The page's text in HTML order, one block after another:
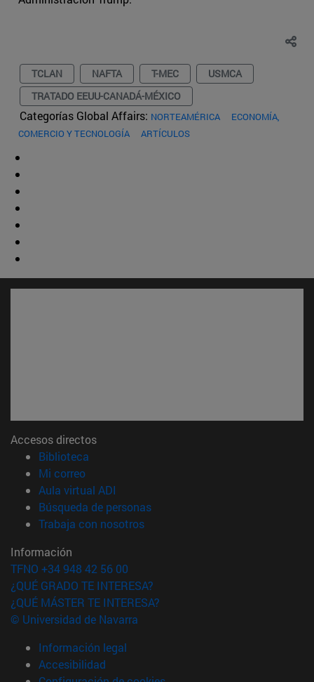
TCLAN NAFTA T-MEC
USMCA
TRATADO EEUU-CANADÁ-MÉXICO
Categorías Global Affairs: NORTEAMÉRICA
ECONOMÍA,
COMERCIO Y TECNOLOGÍA
ARTÍCULOS
Accesos directos
Biblioteca
Mi correo(abre en nueva ventana)
Aula virtual ADI
Búsqueda de personas(abre en nueva ventana)
Trabaja con nosotros(abre en nueva ventana)
Información
TFNO +34 948 42 56 00
¿QUÉ GRADO TE INTERESA?
¿QUÉ MÁSTER TE INTERESA?
© Universidad de Navarra
Información legal
Accesibilidad